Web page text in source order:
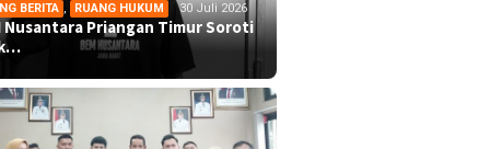
BERITA , RUANG HUKUM 30 Juli 2026
Nusantara Priangan Timur Soroti